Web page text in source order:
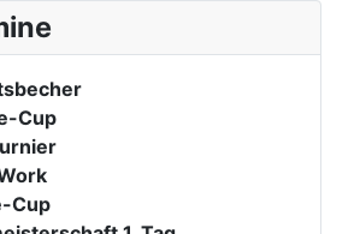
Cup
Cup